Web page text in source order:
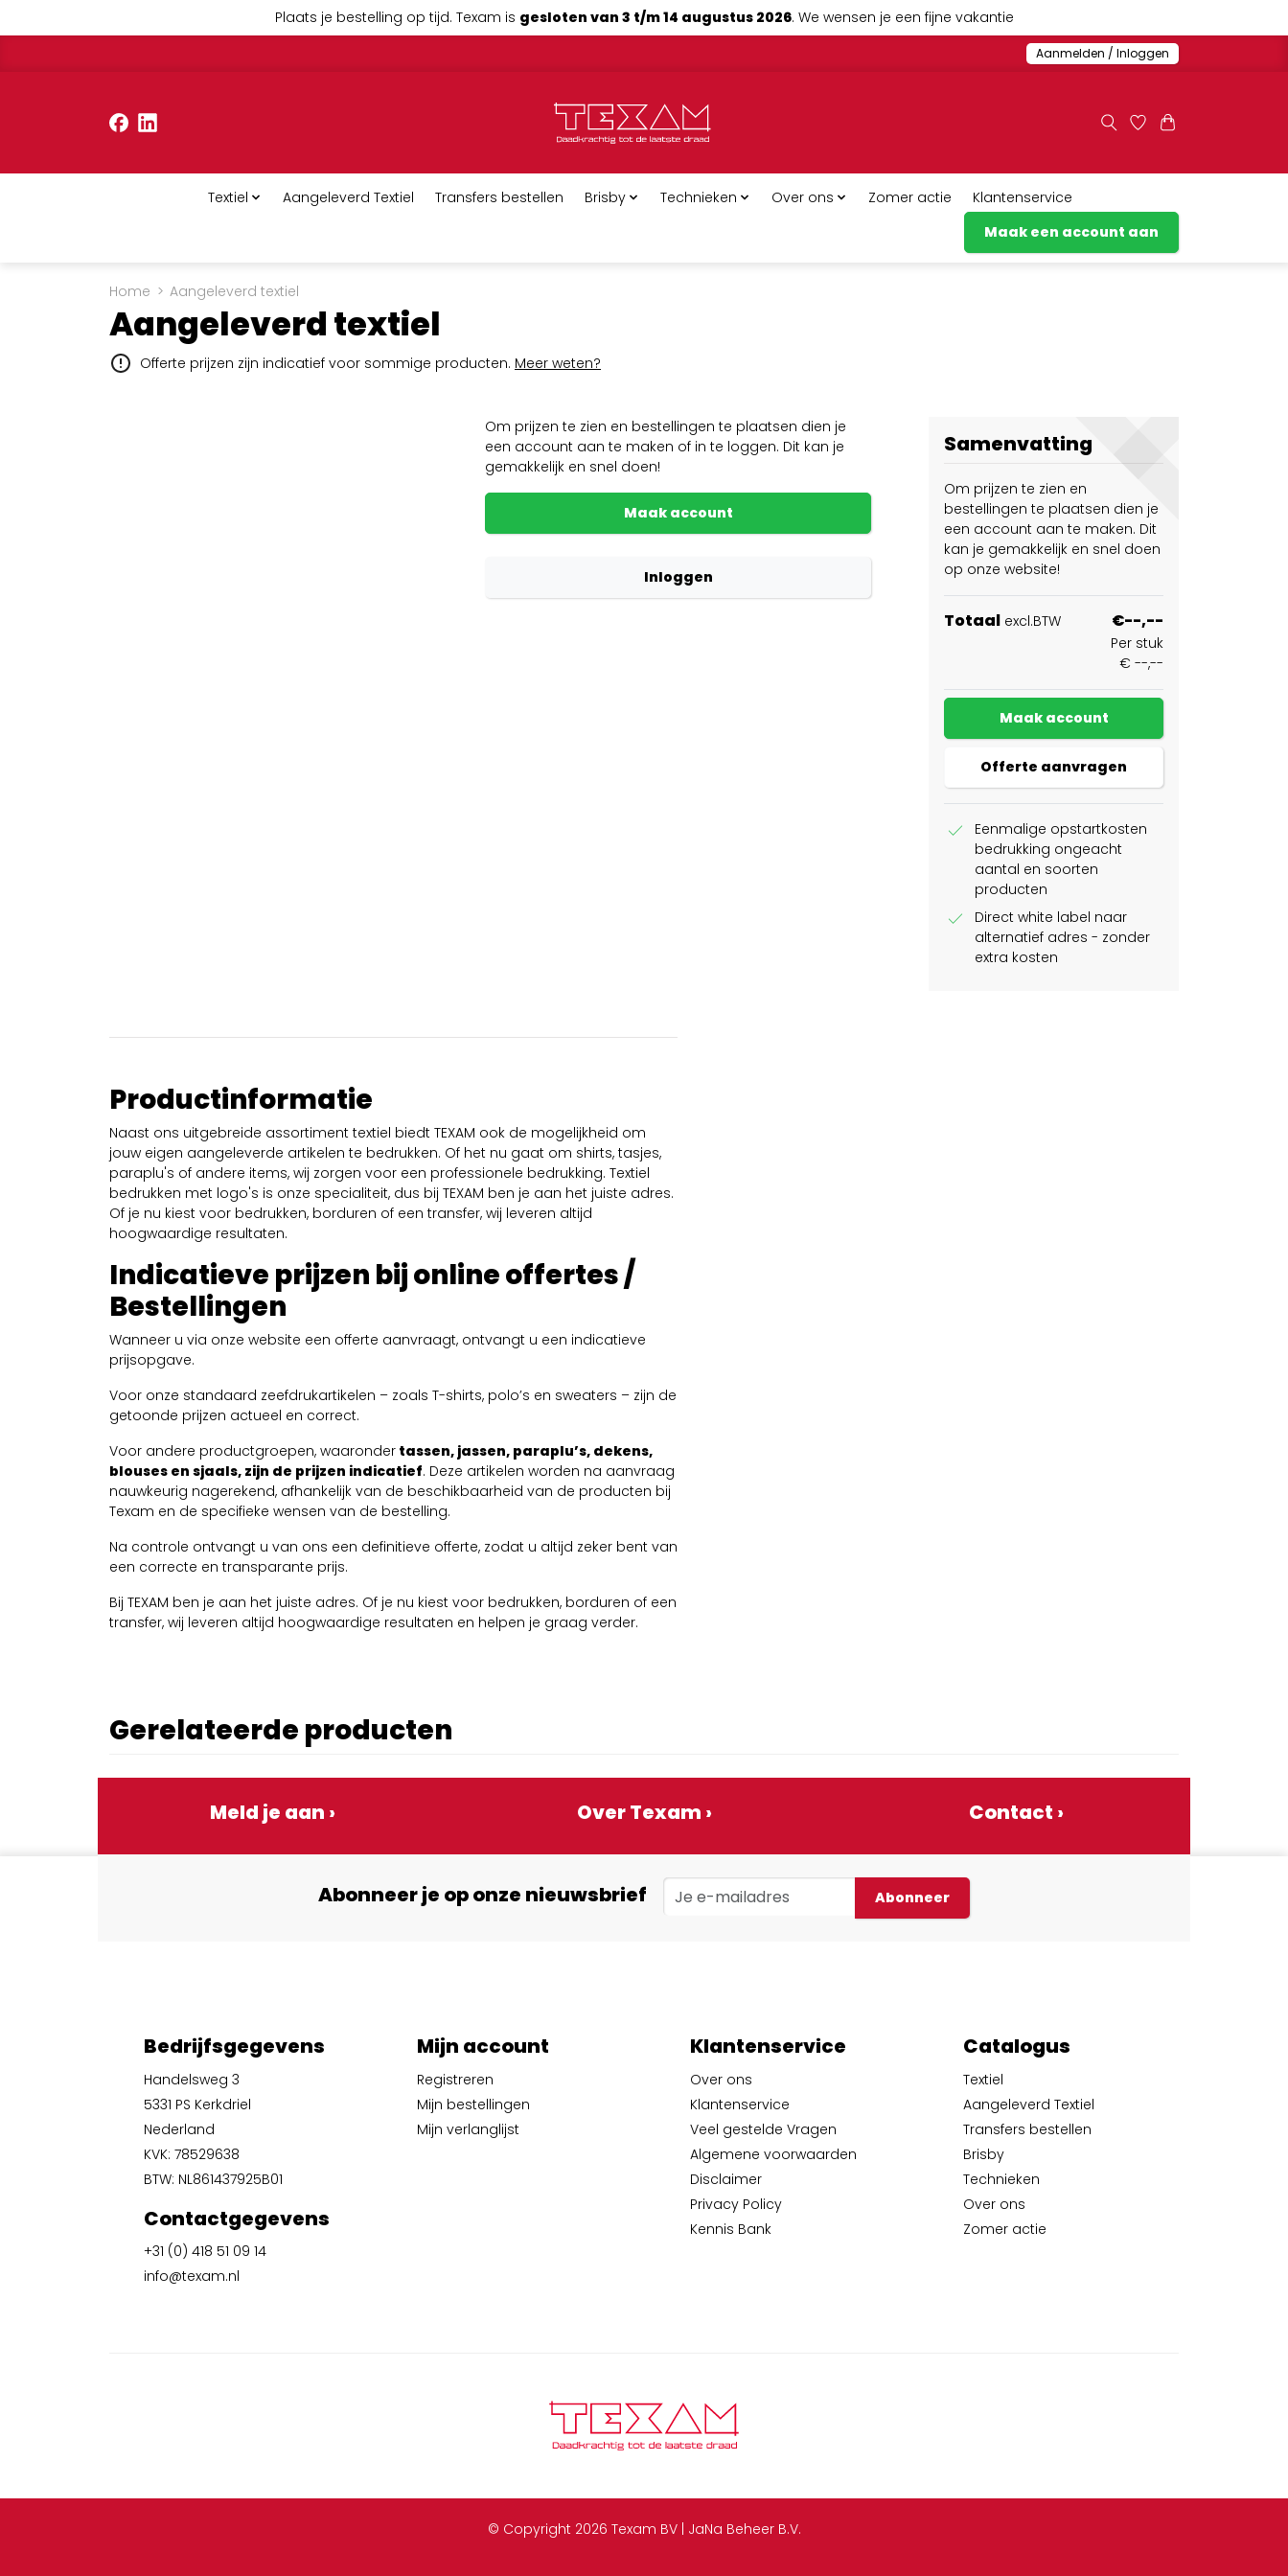
Plaats je bestelling op tijd. Texam is gesloten van 3 t/m 14 augustus 2026. We wensen je een fijne vakantie
Aanmelden / Inloggen
Textiel Aangeleverd Textiel Transfers bestellen Brisby Technieken Over ons Zomer actie
Klantenservice
Maak een account aan
Home > Aangeleverd textiel
Aangeleverd textiel
Offerte prijzen zijn indicatief voor sommige producten. Meer weten?
Om prijzen te zien en bestellingen te plaatsen dien je
een account aan te maken of in te loggen. Dit kan je
gemakkelijk en snel doen!
Maak account
Inloggen
Samenvatting
Om prijzen te zien en
bestellingen te plaatsen dien je
een account aan te maken. Dit
kan je gemakkelijk en snel doen
op onze website!
Totaal excl.BTW €--,--
Per stuk
€ --,--
Maak account
Offerte aanvragen
check
Eenmalige opstartkosten
bedrukking ongeacht
aantal en soorten
producten
check
Direct white label naar
alternatief adres - zonder
extra kosten
Productinformatie
Naast ons uitgebreide assortiment textiel biedt TEXAM ook de mogelijkheid om
jouw eigen aangeleverde artikelen te bedrukken. Of het nu gaat om shirts, tasjes,
paraplu's of andere items, wij zorgen voor een professionele bedrukking. Textiel
bedrukken met logo's is onze specialiteit, dus bij TEXAM ben je aan het juiste adres.
Of je nu kiest voor bedrukken, borduren of een transfer, wij leveren altijd
hoogwaardige resultaten.
Indicatieve prijzen bij online offertes /
Bestellingen
Wanneer u via onze website een offerte aanvraagt, ontvangt u een indicatieve
prijsopgave.
Voor onze standaard zeefdrukartikelen – zoals T-shirts, polo’s en sweaters – zijn de
getoonde prijzen actueel en correct.
Voor andere productgroepen, waaronder tassen, jassen, paraplu’s, dekens,
blouses en sjaals, zijn de prijzen indicatief. Deze artikelen worden na aanvraag
nauwkeurig nagerekend, afhankelijk van de beschikbaarheid van de producten bij
Texam en de specifieke wensen van de bestelling.
Na controle ontvangt u van ons een definitieve offerte, zodat u altijd zeker bent van
een correcte en transparante prijs.
Bij TEXAM ben je aan het juiste adres. Of je nu kiest voor bedrukken, borduren of een
transfer, wij leveren altijd hoogwaardige resultaten en helpen je graag verder.
Gerelateerde producten
Meld je aan › Over Texam › Contact ›
Abonneer je op onze nieuwsbrief Abonneer
Bedrijfsgegevens
Handelsweg 3
5331 PS Kerkdriel
Nederland
KVK: 78529638
BTW: NL861437925B01
Contactgegevens
+31 (0) 418 51 09 14
info@texam.nl
Mijn account
Registreren
Mijn bestellingen
Mijn verlanglijst
Klantenservice
Over ons
Klantenservice
Veel gestelde Vragen
Algemene voorwaarden
Disclaimer
Privacy Policy
Kennis Bank
Catalogus
Textiel
Aangeleverd Textiel
Transfers bestellen
Brisby
Technieken
Over ons
Zomer actie
© Copyright 2026 Texam BV | JaNa Beheer B.V.